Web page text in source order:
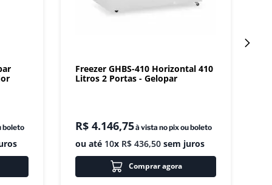
boleto
Freezer GHBS-410 Horizontal 410
Litros 2 Portas - Gelopar
R$ 4.146,75à vista no pix ou boleto
ou até 10x R$ 436,50sem juros
Comprar agora